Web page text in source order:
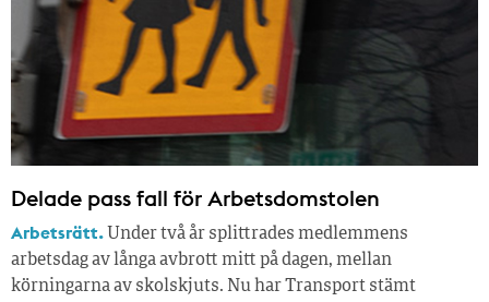
Delade pass fall för Arbetsdomstolen
Arbetsrätt. Under två år splittrades medlemmens
arbetsdag av långa avbrott mitt på dagen, mellan
körningarna av skolskjuts. Nu har Transport stämt